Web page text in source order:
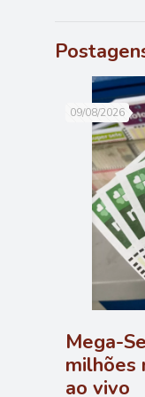
09/08/2026
Mega-
milhões
ao vivo